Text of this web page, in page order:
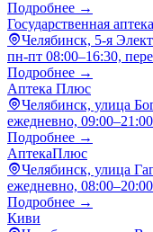
Подробнее →
Государственная
Челябинск, 5-я
пн-пт 08:00–16:30,
Подробнее →
Аптека Плюс
Челябинск, улица
ежедневно, 09:00–21:00
Подробнее →
АптекаПлюс
Челябинск, улица
ежедневно, 08:00–20:00
Подробнее →
Киви